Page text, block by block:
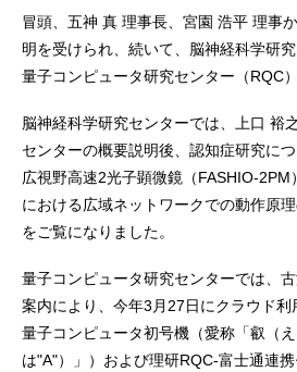
冒頭、五神 真 理事長、宮園 浩平 理事
明を受けられ、続いて、脳神経科学研
量子コンピュータ研究センター（RQC
脳神経科学研究センターでは、上口 裕
センターの概要説明後、認知症研究に
広視野高速2光子顕微鏡（FASHIO-
における広域ネットワークでの動作原
をご覧になりました。
量子コンピュータ研究センターでは、
案内により、今年3月27日にクラウド
量子コンピュータ初号機（愛称「叡（
は"A"）」）および理研RQC-富士通連